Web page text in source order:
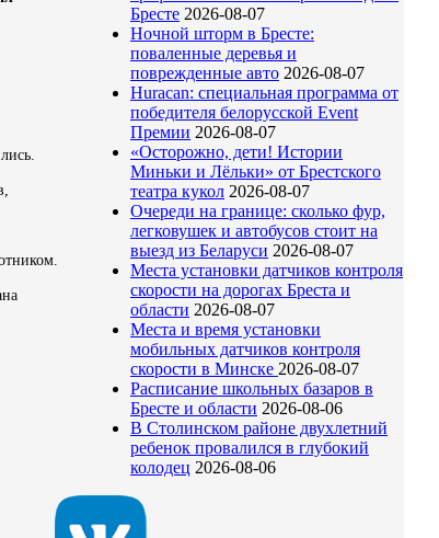
Бресте 2026-08-07
Ночной шторм в Бресте:
поваленные деревья и
поврежденные авто 2026-08-07
Huracan: специальная программа от
победителя белорусской Event
Премии 2026-08-07
«Осторожно, дети! Истории
Миньки и Лёльки» от Брестского
театра кукол 2026-08-07
Очереди на границе: сколько фур,
легковушек и автобусов стоит на
выезд из Беларуси 2026-08-07
Места установки датчиков контроля
скорости на дорогах Бреста и
области 2026-08-07
Места и время установки
мобильных датчиков контроля
скорости в Минске 2026-08-07
Расписание школьных базаров в
Бресте и области 2026-08-06
В Столинском районе двухлетний
ребенок провалился в глубокий
колодец 2026-08-06